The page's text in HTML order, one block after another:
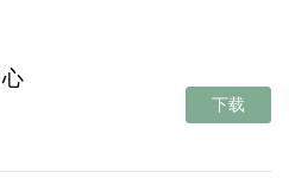
下载